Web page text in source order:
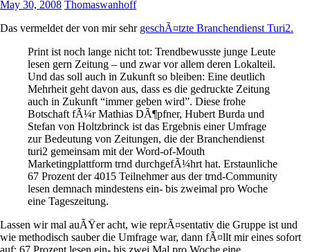
May 30, 2008 Thomaswanhoff
Das vermeldet der von mir sehr geschÃ¤tzte Branchendienst Turi2.
Print ist noch lange nicht tot: Trendbewusste junge Leute
lesen gern Zeitung – und zwar vor allem deren Lokalteil.
Und das soll auch in Zukunft so bleiben: Eine deutlich
Mehrheit geht davon aus, dass es die gedruckte Zeitung
auch in Zukunft “immer geben wird”. Diese frohe
Botschaft fÃ¼r Mathias DÃ¶pfner, Hubert Burda und
Stefan von Holtzbrinck ist das Ergebnis einer Umfrage
zur Bedeutung von Zeitungen, die der Branchendienst
turi2 gemeinsam mit der Word-of-Mouth
Marketingplattform trnd durchgefÃ¼hrt hat. Erstaunliche
67 Prozent der 4015 Teilnehmer aus der trnd-Community
lesen demnach mindestens ein- bis zweimal pro Woche
eine Tageszeitung.
Lassen wir mal auÃŸer acht, wie reprÃ¤sentativ die Gruppe ist und
wie methodisch sauber die Umfrage war, dann fÃ¤llt mir eines sofort
auf: 67 Prozent lesen ein- bis zwei Mal pro Woche eine